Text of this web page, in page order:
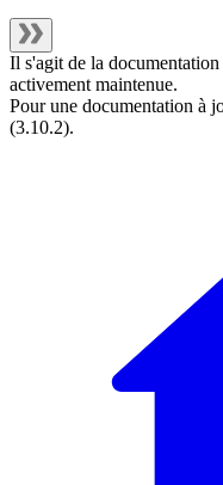
Il s'agit de la
activement maintenue.
Pour une documentation à
(3.10.2).